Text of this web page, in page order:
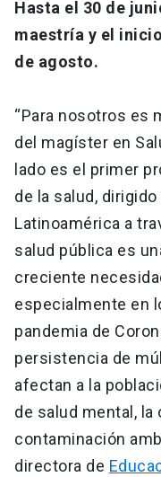
Hasta el 30 de
maestría y el
de agosto.
“Para nosotros es
del magíster en
lado es el primer
de la salud,
Latinoamérica a
salud pública es
creciente
especialmente en
pandemia de
persistencia de
afectan a la
de salud mental, la
contaminación
directora de